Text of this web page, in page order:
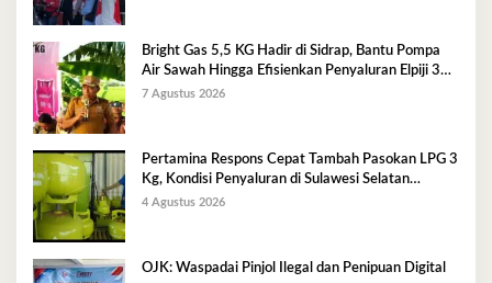
Bright Gas 5,5 KG Hadir di Sidrap, Bantu Pompa
Air Sawah Hingga Efisienkan Penyaluran Elpiji 3
Kg
7 Agustus 2026
Pertamina Respons Cepat Tambah Pasokan LPG 3
Kg, Kondisi Penyaluran di Sulawesi Selatan
Berlangsung Kondusif
4 Agustus 2026
OJK: Waspadai Pinjol Ilegal dan Penipuan Digital